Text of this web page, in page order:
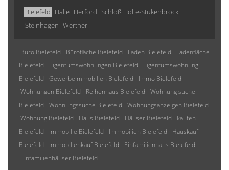
Bielefeld Halle Herford Schloß Holte-Stukenbrock
Steinhagen Werther
Büro Bielefeld Bürofläche Bielefeld Laden Bielefeld
Ladenfläche
Bielefeld
Eigentumswohnungen Bielefeld
Eigentumswohnung
Bielefeld
Gewerbeimmobilien Bielefeld
Immo Bielefeld
Wohnungen Bielefeld
Reihenhaus Bielefeld
Wohnung suche
Bielefeld
Wohnungssuche Bielefeld
Wohnungsanzeigen Bielefeld
Wohnung Bielefeld
Haus Bielefeld Häuser Bielefeld
kaufen
Bielefeld
Immobilie Bielefeld Immobilien Bielefeld
Hauskauf
Bielefeld
Immobilienkauf Bielefeld
Einfamilienhaus Bielefeld
Einfamilienhäuser Bielefeld